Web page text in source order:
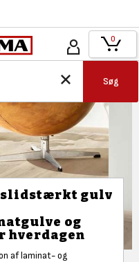
Søg
0
slidstærkt gulv
og
hverdagen
af laminat- og